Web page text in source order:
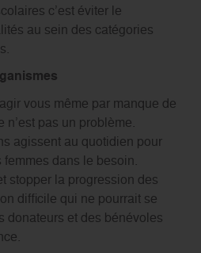
c’est éviter le
au sein des catégories
vous même par manque de
n’est pas un problème.
agissent au quotidien pour
dans le besoin.
stopper la progression des
difficile qui ne pourrait se
donateurs et des bénévoles